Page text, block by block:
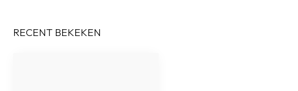
RECENT BEKEKEN